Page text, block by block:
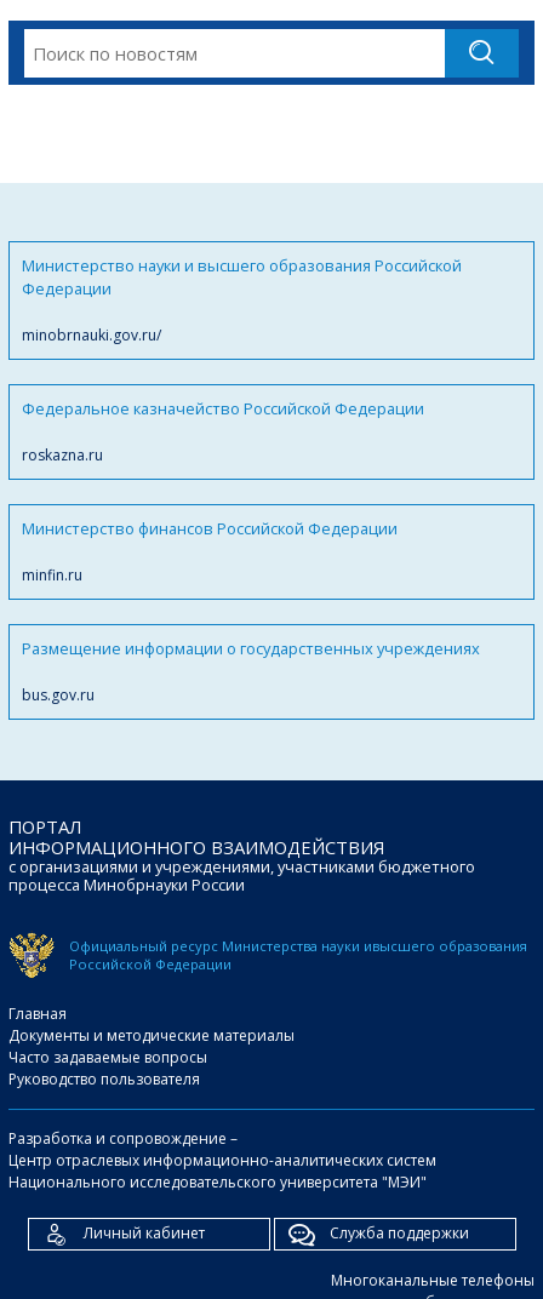
Министерство науки и высшего образования Российской
Федерации
minobrnauki.gov.ru/
Федеральное казначейство Российской Федерации
roskazna.ru
Министерство финансов Российской Федерации
minfin.ru
Размещение информации о государственных учреждениях
bus.gov.ru
ПОРТАЛ
ИНФОРМАЦИОННОГО ВЗАИМОДЕЙСТВИЯ
с организациями и учреждениями, участниками бюджетного
процесса Минобрнауки России
Официальный ресурс Министерства науки ивысшего образования
Российской Федерации
Главная
Документы и методические материалы
Часто задаваемые вопросы
Руководство пользователя
Разработка и сопровождение –
Центр отраслевых информационно-аналитических систем
Национального исследовательского университета "МЭИ"
Личный кабинет Служба поддержки
Многоканальные телефоны